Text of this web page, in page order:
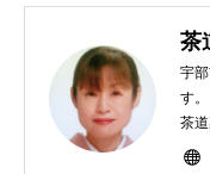
茶
宇
す
茶
ご